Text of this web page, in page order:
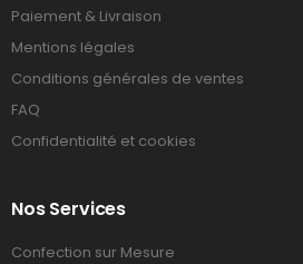
Paiement & Livraison
Mentions légales
Conditions générales de ventes
FAQ
Confidentialité et cookies
Nos Services
Confection sur Mesure